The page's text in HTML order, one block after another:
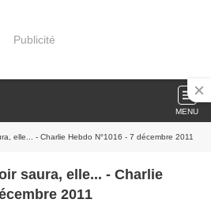
Publicité
MENU
elle... - Charlie Hebdo N°1016 - 7 décembre 2011
saura, elle... - Charlie
2011